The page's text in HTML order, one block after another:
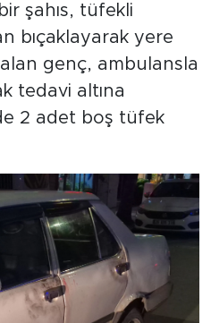
şahıs, tüfekli
bıçaklayarak yere
genç, ambulansla
tedavi altına
2 adet boş tüfek